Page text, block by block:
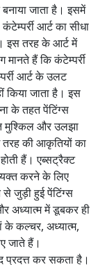
जाता है। इसमें
आर्ट का सीधा
इस तरह के आर्ट में
हैं कि कंटेम्पर्री
आर्ट के उलट
किया जाता है। इस
के तहत पेंटिंग्स
मुश्किल और उलझा
की आकृतियों का
हैं। एब्सट्रैक्ट
करने के लिए
से जुड़ी हुई पेंटिंग्स
अध्यात्म में डूबकर ही
के कल्चर, अध्यात्म,
जाते हैं।
प्रदत्त कर सकता है।